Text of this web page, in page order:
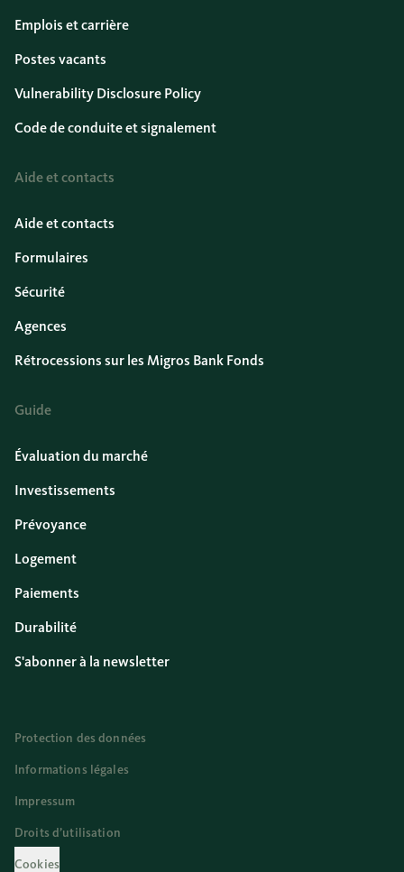
Emplois et carrière
Postes vacants
Vulnerability Disclosure Policy
Code de conduite et signalement
Aide et contacts
Aide et contacts
Formulaires
Sécurité
Agences
Rétrocessions sur les Migros Bank Fonds
Guide
Évaluation du marché
Investissements
Prévoyance
Logement
Paiements
Durabilité
S'abonner à la newsletter
Protection des données
Informations légales
Impressum
Droits d’utilisation
Cookies